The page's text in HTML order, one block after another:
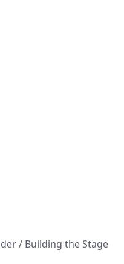
/ Building the Stage